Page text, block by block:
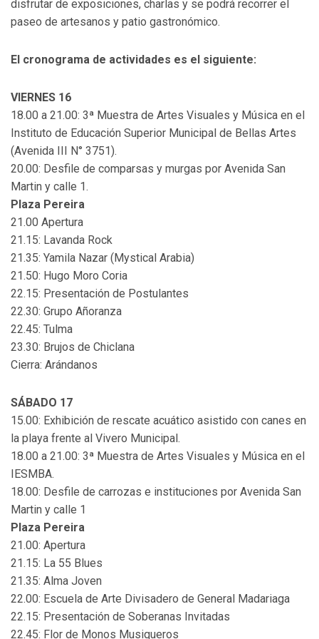
disfrutar de exposiciones, charlas y se podrá recorrer el
paseo de artesanos y patio gastronómico.
El cronograma de actividades es el siguiente:
VIERNES 16
18.00 a 21.00: 3ª Muestra de Artes Visuales y Música en el
Instituto de Educación Superior Municipal de Bellas Artes
(Avenida III N° 3751).
20.00: Desfile de comparsas y murgas por Avenida San
Martin y calle 1.
Plaza Pereira
21.00 Apertura
21.15: Lavanda Rock
21.35: Yamila Nazar (Mystical Arabia)
21.50: Hugo Moro Coria
22.15: Presentación de Postulantes
22.30: Grupo Añoranza
22.45: Tulma
23.30: Brujos de Chiclana
Cierra: Arándanos
SÁBADO 17
15.00: Exhibición de rescate acuático asistido con canes en
la playa frente al Vivero Municipal.
18.00 a 21.00: 3ª Muestra de Artes Visuales y Música en el
IESMBA.
18.00: Desfile de carrozas e instituciones por Avenida San
Martin y calle 1
Plaza Pereira
21.00: Apertura
21.15: La 55 Blues
21.35: Alma Joven
22.00: Escuela de Arte Divisadero de General Madariaga
22.15: Presentación de Soberanas Invitadas
22.45: Flor de Monos Musiqueros